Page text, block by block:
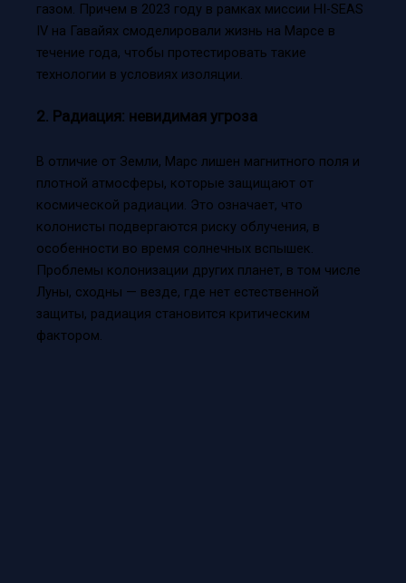
газом. Причем в 2023 году в рамках миссии HI-SEAS
IV на Гавайях смоделировали жизнь на Марсе в
течение года, чтобы протестировать такие
технологии в условиях изоляции.
2. Радиация: невидимая угроза
В отличие от Земли, Марс лишен магнитного поля и
плотной атмосферы, которые защищают от
космической радиации. Это означает, что
колонисты подвергаются риску облучения, в
особенности во время солнечных вспышек.
Проблемы колонизации других планет, в том числе
Луны, сходны — везде, где нет естественной
защиты, радиация становится критическим
фактором.